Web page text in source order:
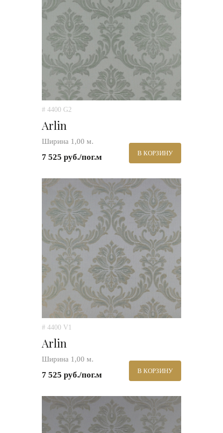
# 4400 G2
Arlin
Ширина 1,00 м.
7 525 руб./пог.м В КОРЗИНУ
# 4400 V1
Arlin
Ширина 1,00 м.
7 525 руб./пог.м В КОРЗИНУ